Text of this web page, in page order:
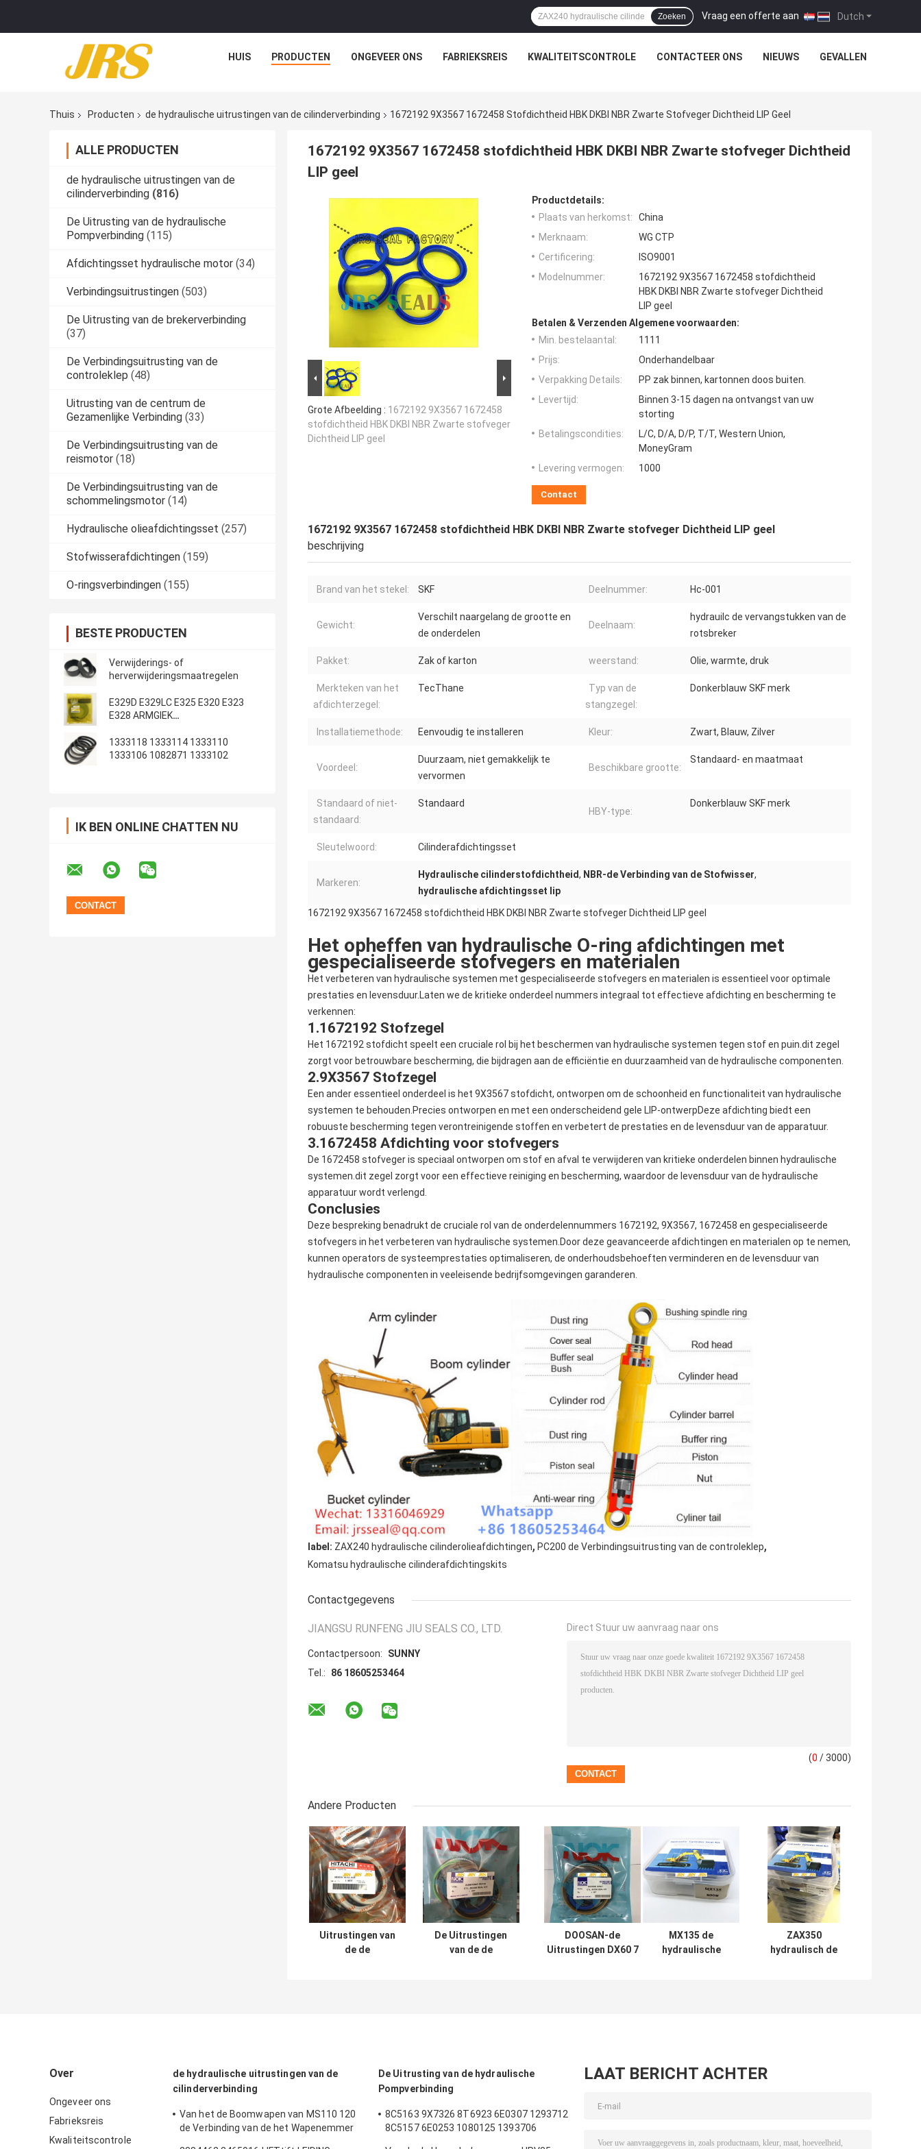
Dutch
Vraag een offerte aan |
Zoeken
HUIS PRODUCTEN ONGEVEER ONS FABRIEKSREIS KWALITEITSCONTROLE CONTACTEER ONS NIEUWS GEVALLEN
Thuis Producten de hydraulische uitrustingen van de cilinderverbinding 1672192 9X3567 1672458 Stofdichtheid HBK DKBI NBR Zwarte Stofveger Dichtheid LIP Geel
ALLE PRODUCTEN
de hydraulische uitrustingen van de
cilinderverbinding (816)
De Uitrusting van de hydraulische
Pompverbinding (115)
Afdichtingsset hydraulische motor (34)
Verbindingsuitrustingen (503)
De Uitrusting van de brekerverbinding
(37)
De Verbindingsuitrusting van de
controleklep (48)
Uitrusting van de centrum de
Gezamenlijke Verbinding (33)
De Verbindingsuitrusting van de
reismotor (18)
De Verbindingsuitrusting van de
schommelingsmotor (14)
Hydraulische olieafdichtingsset (257)
Stofwisserafdichtingen (159)
O-ringsverbindingen (155)
BESTE PRODUCTEN
Verwijderings- of
herverwijderingsmaatregelen
E329D E329LC E325 E320 E323
E328 ARMGIEK
1333118 1333114 1333110
1333106 1082871 1333102
IK BEN ONLINE CHATTEN NU
1672192 9X3567 1672458 stofdichtheid HBK DKBI NBR Zwarte stofveger Dichtheid
LIP geel
Grote Afbeelding : 1672192 9X3567 1672458
stofdichtheid HBK DKBI NBR Zwarte stofveger
Dichtheid LIP geel
Productdetails:
Plaats van herkomst:
China
Merknaam:
WG CTP
Certificering:
ISO9001
Modelnummer:
1672192 9X3567 1672458 stofdichtheid
HBK DKBI NBR Zwarte stofveger Dichtheid
LIP geel
Betalen & Verzenden Algemene voorwaarden:
Min. bestelaantal:
1111
Prijs:
Onderhandelbaar
Verpakking Details:
PP zak binnen, kartonnen doos buiten.
Levertijd:
Binnen 3-15 dagen na ontvangst van uw
storting
Betalingscondities:
L/C, D/A, D/P, T/T, Western Union,
MoneyGram
Levering vermogen:
1000
Contact
1672192 9X3567 1672458 stofdichtheid HBK DKBI NBR Zwarte stofveger Dichtheid LIP geel
beschrijving
Brand van het stekel: SKF Deelnummer: Hc-001
Gewicht:
Verschilt naargelang de grootte en
de onderdelen
Deelnaam:
hydrauilc de vervangstukken van de
rotsbreker
Pakket: Zak of karton weerstand: Olie, warmte, druk
Merkteken van het
afdichterzegel:
TecThane
Typ van de
stangzegel:
Donkerblauw SKF merk
Installatiemethode: Eenvoudig te installeren Kleur: Zwart, Blauw, Zilver
Voordeel:
Duurzaam, niet gemakkelijk te
vervormen
Beschikbare grootte:
Standaard- en maatmaat
Standaard of niet-
standaard:
Standaard
HBY-type:
Donkerblauw SKF merk
Sleutelwoord: Cilinderafdichtingsset
Markeren:
Hydraulische cilinderstofdichtheid, NBR-de Verbinding van de Stofwisser,
hydraulische afdichtingsset lip
1672192 9X3567 1672458 stofdichtheid HBK DKBI NBR Zwarte stofveger Dichtheid LIP geel
Het opheffen van hydraulische O-ring afdichtingen met
gespecialiseerde stofvegers en materialen
Het verbeteren van hydraulische systemen met gespecialiseerde stofvegers en materialen is essentieel voor optimale
prestaties en levensduur.Laten we de kritieke onderdeel nummers integraal tot effectieve afdichting en bescherming te
verkennen:
1.1672192 Stofzegel
Het 1672192 stofdicht speelt een cruciale rol bij het beschermen van hydraulische systemen tegen stof en puin.dit zegel
zorgt voor betrouwbare bescherming, die bijdragen aan de efficiëntie en duurzaamheid van de hydraulische componenten.
2.9X3567 Stofzegel
Een ander essentieel onderdeel is het 9X3567 stofdicht, ontworpen om de schoonheid en functionaliteit van hydraulische
systemen te behouden.Precies ontworpen en met een onderscheidend gele LIP-ontwerpDeze afdichting biedt een
robuuste bescherming tegen verontreinigende stoffen en verbetert de prestaties en de levensduur van de apparatuur.
3.1672458 Afdichting voor stofvegers
De 1672458 stofveger is speciaal ontworpen om stof en afval te verwijderen van kritieke onderdelen binnen hydraulische
systemen.dit zegel zorgt voor een effectieve reiniging en bescherming, waardoor de levensduur van de hydraulische
apparatuur wordt verlengd.
Conclusies
Deze bespreking benadrukt de cruciale rol van de onderdelennummers 1672192, 9X3567, 1672458 en gespecialiseerde
stofvegers in het verbeteren van hydraulische systemen.Door deze geavanceerde afdichtingen en materialen op te nemen,
kunnen operators de systeemprestaties optimaliseren, de onderhoudsbehoeften verminderen en de levensduur van
hydraulische componenten in veeleisende bedrijfsomgevingen garanderen.
label: ZAX240 hydraulische cilinderolieafdichtingen, PC200 de Verbindingsuitrusting van de controleklep,
Komatsu hydraulische cilinderafdichtingskits
Contactgegevens
JIANGSU RUNFENG JIU SEALS CO., LTD.
Contactpersoon:
SUNNY
Tel.:
86 18605253464
Direct Stuur uw aanvraag naar ons
(0 / 3000)
Andere Producten
Uitrustingen van
de de
De Uitrustingen
van de de
DOOSAN-de
Uitrustingen DX60 7
MX135 de
hydraulische
ZAX350
hydraulisch de
Over
Ongeveer ons
Fabrieksreis
Kwaliteitscontrole
de hydraulische uitrustingen van de
cilinderverbinding
Van het de Boomwapen van MS110 120
de Verbinding van de het Wapenemmer
De Uitrusting van de hydraulische
Pompverbinding
8C5163 9X7326 8T6923 6E0307 1293712
8C5157 6E0253 1080125 1393706
LAAT BERICHT ACHTER